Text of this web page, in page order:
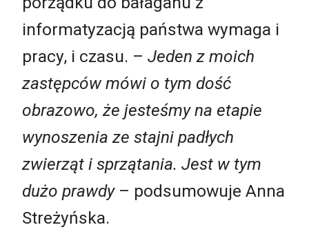
informatyzacją państwa wymaga i
pracy, i czasu. – Jeden z moich
zastępców mówi o tym dość
obrazowo, że jesteśmy na etapie
wynoszenia ze stajni padłych
zwierząt i sprzątania. Jest w tym
dużo prawdy– podsumowuje Anna
Streżyńska.